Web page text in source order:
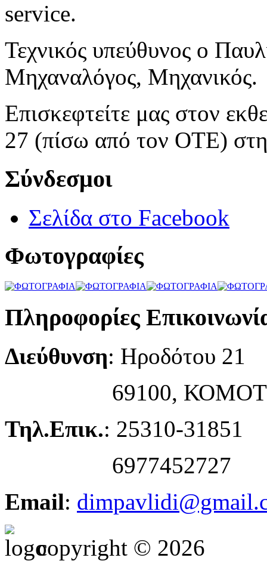
service.
Τεχνικός υπεύθυνος ο
Μηχαναλόγος, Μηχανικός.
Επισκεφτείτε μας στον
27 (πίσω από τον ΟΤΕ)
Σύνδεσμοι
Σελίδα στο Facebook
Φωτογραφίες
Πληροφορίες
Διεύθυνση: Ηροδότου 21
69100,
Τηλ.Επικ.: 25310-31851
6977452727
Email:
copyright © 2026